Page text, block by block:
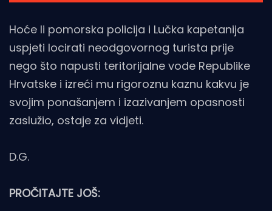
Hoće li pomorska policija i Lučka kapetanija
uspjeti locirati neodgovornog turista prije
nego što napusti teritorijalne vode Republike
Hrvatske i izreći mu rigoroznu kaznu kakvu je
svojim ponašanjem i izazivanjem opasnosti
zaslužio, ostaje za vidjeti.
D.G.
PROČITAJTE JOŠ: